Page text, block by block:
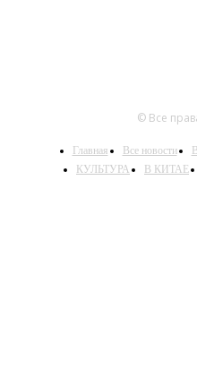
© Все
Главная Все новости
КУЛЬТУРА
В КИТАЕ